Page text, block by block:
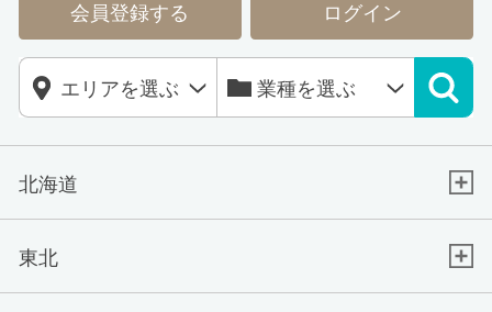
会員登録する ログイン
北海道
東北